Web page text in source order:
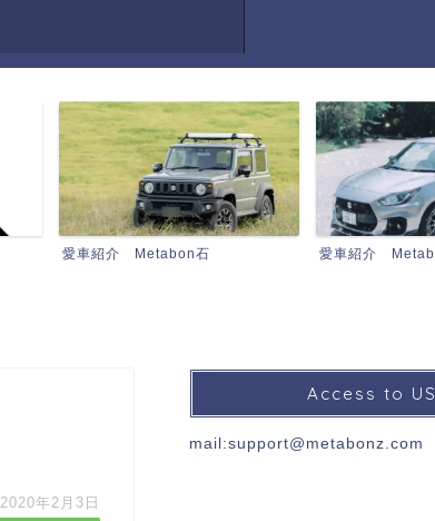
愛車紹介 Metabon宮 MetabonZとは…
2020年2月3日
Access to US
mail:support@metabonz.com